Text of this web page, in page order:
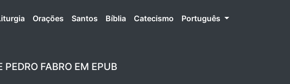
Orações Santos Bíblia Catecismo Português
FABRO EM EPUB